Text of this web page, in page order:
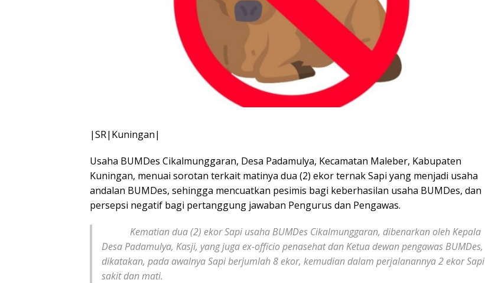
|SR|Kuningan|
Usaha BUMDes Cikalmunggaran, Desa Padamulya, Kecamatan Maleber, Kabupaten
Kuningan, menuai sorotan terkait matinya dua (2) ekor ternak Sapi yang menjadi usaha
andalan BUMDes, sehingga mencuatkan pesimis bagi keberhasilan usaha BUMDes, dan
persepsi negatif bagi pertanggung jawaban Pengurus dan Pengawas.
Kematian dua (2) ekor Sapi usaha BUMDes Cikalmunggaran, dibenarkan oleh Kepala
Desa Padamulya, Kasji, yang juga ex-officio penasehat dan Ketua dewan pengawas BUMDes,
dikatakan, pada awalnya Sapi berjumlah 8 ekor, kemudian dalam perjalanannya 2 ekor Sapi
sakit dan mati.